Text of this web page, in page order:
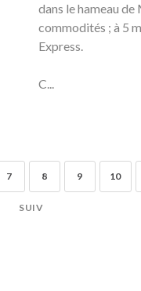
dans le hameau
commodités ; à 5
Express.
C...
7 8 9 10
SUIV